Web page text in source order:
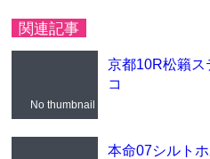
関連記事
No thumbnail
京都10R松籟ス
コ
本命07シルト